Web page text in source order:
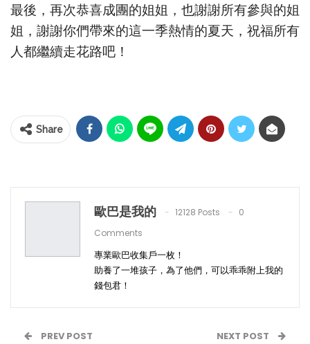
最後，再次恭喜成團的姐姐，也謝謝所有參與的姐
姐，謝謝你們帶來的這一季熱情的夏天，祝福所有
人都繼續走花路吧！
Share
歐巴是我的 12128 Posts
0
Comments
專業歐巴收集戶一枚！
助養了一堆孩子，為了他們，可以乖乖附上我的
錢包君！
PREV POST NEXT POST